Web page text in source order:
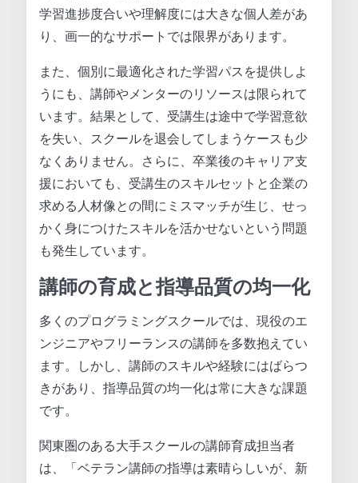
学習進捗度合いや理解度には大きな個人差があ
り、画一的なサポートでは限界があります。
また、個別に最適化された学習パスを提供しよ
うにも、講師やメンターのリソースは限られて
います。結果として、受講生は途中で学習意欲
を失い、スクールを退会してしまうケースも少
なくありません。さらに、卒業後のキャリア支
援においても、受講生のスキルセットと企業の
求める人材像との間にミスマッチが生じ、せっ
かく身につけたスキルを活かせないという問題
も発生しています。
講師の育成と指導品質の均一化
多くのプログラミングスクールでは、現役のエ
ンジニアやフリーランスの講師を多数抱えてい
ます。しかし、講師のスキルや経験にはばらつ
きがあり、指導品質の均一化は常に大きな課題
です。
関東圏のある大手スクールの講師育成担当者
は、「ベテラン講師の指導は素晴らしいが、新